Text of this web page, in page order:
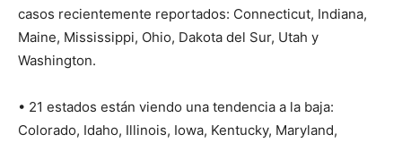
casos recientemente reportados: Connecticut, Indiana,
Maine, Mississippi, Ohio, Dakota del Sur, Utah y
Washington.
• 21 estados están viendo una tendencia a la baja:
Colorado, Idaho, Illinois, Iowa, Kentucky, Maryland,